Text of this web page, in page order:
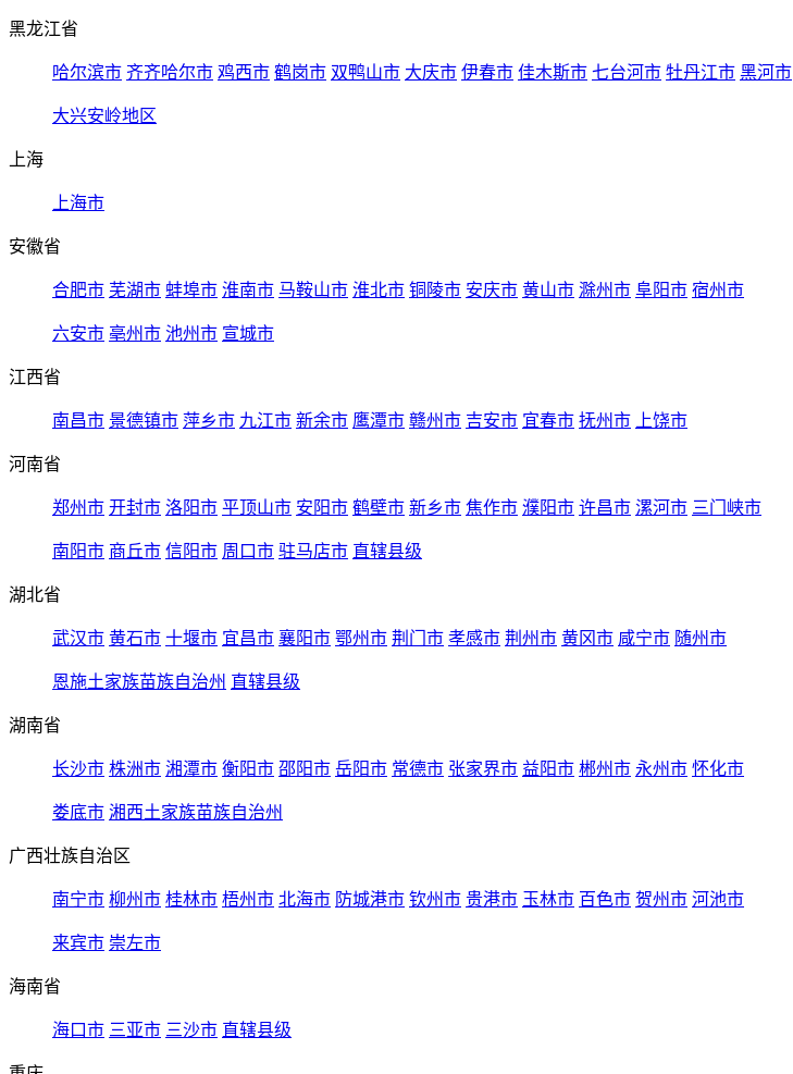
黑龙江省
哈尔滨市 齐齐哈尔市 鸡西市 鹤岗市 双鸭山市 大庆市 伊春市 佳木斯市 七台河市 牡丹江市 黑河市
大兴安岭地区
上海
上海市
安徽省
合肥市 芜湖市 蚌埠市 淮南市 马鞍山市 淮北市 铜陵市 安庆市 黄山市 滁州市 阜阳市 宿州市
六安市 亳州市 池州市 宣城市
江西省
南昌市 景德镇市 萍乡市 九江市 新余市 鹰潭市 赣州市 吉安市 宜春市 抚州市 上饶市
河南省
郑州市 开封市 洛阳市 平顶山市 安阳市 鹤壁市 新乡市 焦作市 濮阳市 许昌市 漯河市 三门峡市
南阳市 商丘市 信阳市 周口市 驻马店市 直辖县级
湖北省
武汉市 黄石市 十堰市 宜昌市 襄阳市 鄂州市 荆门市 孝感市 荆州市 黄冈市 咸宁市 随州市
恩施土家族苗族自治州 直辖县级
湖南省
长沙市 株洲市 湘潭市 衡阳市 邵阳市 岳阳市 常德市 张家界市 益阳市 郴州市 永州市 怀化市
娄底市 湘西土家族苗族自治州
广西壮族自治区
南宁市 柳州市 桂林市 梧州市 北海市 防城港市 钦州市 贵港市 玉林市 百色市 贺州市 河池市
来宾市 崇左市
海南省
海口市 三亚市 三沙市 直辖县级